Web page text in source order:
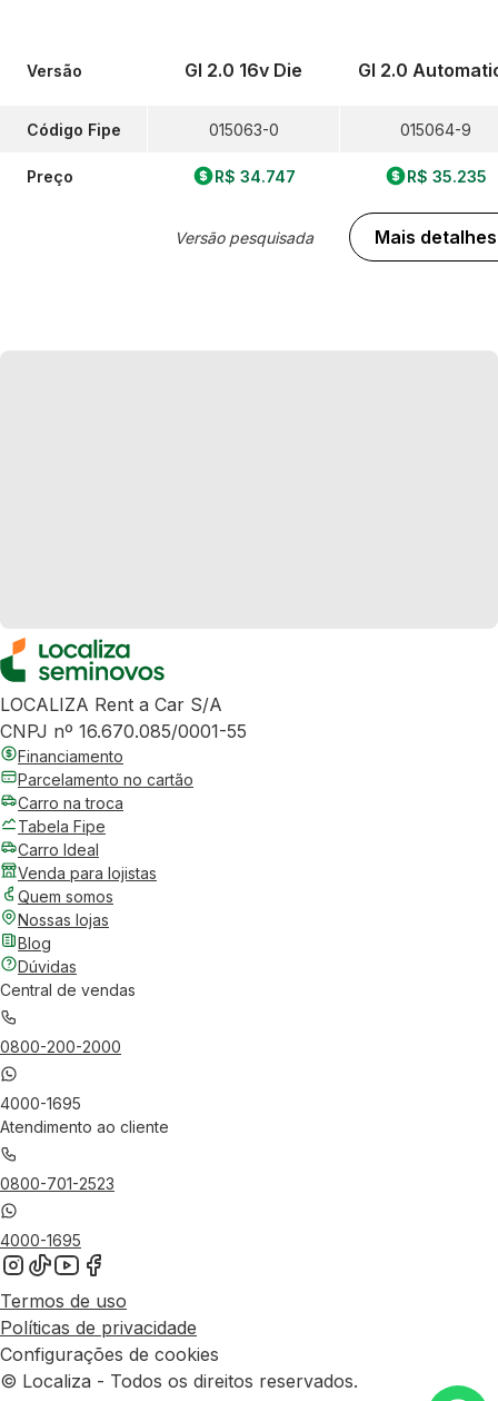
Versão
Código Fipe
Preço
Gl 2.0 16v Die
015063-0
R$ 34.747
Versão pesquisada
Gl 2.0
015064-9
R$ 35.235
Mais detalhes
LOCALIZA Rent a Car S/A
CNPJ nº 16.670.085/0001-55
Financiamento
Parcelamento no cartão
Carro na troca
Tabela Fipe
Carro Ideal
Venda para lojistas
Quem somos
Nossas lojas
Blog
Dúvidas
Central de vendas
0800-200-2000
4000-1695
Atendimento ao cliente
0800-701-2523
4000-1695
Termos de uso
Políticas de privacidade
Configurações de cookies
© Localiza - Todos os direitos reservados.